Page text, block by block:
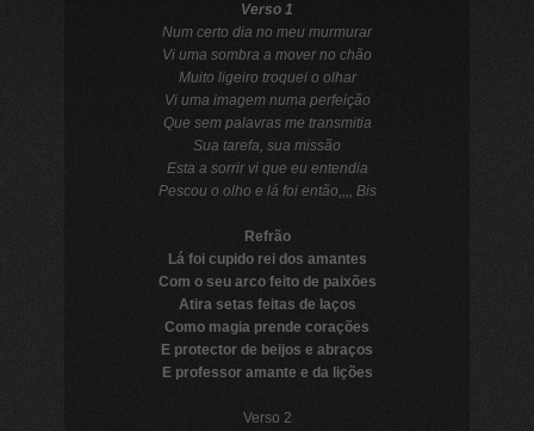
Verso 1
Num certo dia no meu murmurar
Vi uma sombra a mover no chão
Muito ligeiro troquei o olhar
Vi uma imagem numa perfeição
Que sem palavras me transmitia
Sua tarefa, sua missão
Esta a sorrir vi que eu entendia
Pescou o olho e lá foi então,,,, Bis
Refrão
Lá foi cupido rei dos amantes
Com o seu arco feito de paixões
Atira setas feitas de laços
Como magia prende corações
E protector de beijos e abraços
E professor amante e da lições
Verso 2